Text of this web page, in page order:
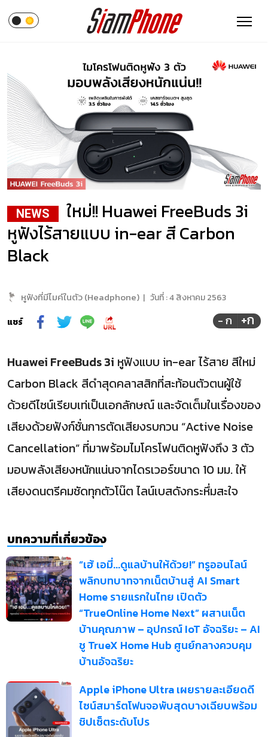
NEWS
ใหม่!! Huawei FreeBuds 3i
หูฟังไร้สายแบบ in-ear สี Carbon
Black
หูฟังที่มีไมค์ในตัว (Headphone) | วันที่ :4 สิงหาคม 2563
แชร์
- ก +ก
Huawei FreeBuds 3i หูฟังแบบ in-ear ไร้สาย สีใหม่
Carbon Black สีดำสุดคลาสสิกที่สะท้อนตัวตนผู้ใช้
ด้วยดีไซน์เรียบเท่เป็นเอกลักษณ์ และจัดเต็มในเรื่องของ
เสียงด้วยฟังก์ชั่นการตัดเสียงรบกวน “Active Noise
Cancellation” ที่มาพร้อมไมโครโฟนติดหูฟังถึง 3 ตัว
มอบพลังเสียงหนักแน่นจากไดรเวอร์ขนาด 10 มม. ให้
เสียงดนตรีคมชัดทุกตัวโน๊ต ไลน์เบสดังกระหึ่มสะใจ
บทความที่เกี่ยวข้อง
“เฮ้ เอมี่...ดูแลบ้านให้ด้วย!” ทรูออนไลน์
พลิกบทบาทจากเน็ตบ้านสู่ AI Smart
Home รายแรกในไทย เปิดตัว
“TrueOnline Home Next” ผสานเน็ต
บ้านคุณภาพ – อุปกรณ์ IoT อัจฉริยะ – AI
ชู TrueX Home Hub ศูนย์กลางควบคุม
บ้านอัจฉริยะ
Apple iPhone Ultra เผยรายละเอียดดี
ไซน์สมาร์ตโฟนจอพับสุดบางเฉียบพร้อม
ชิปเซ็ตระดับโปร